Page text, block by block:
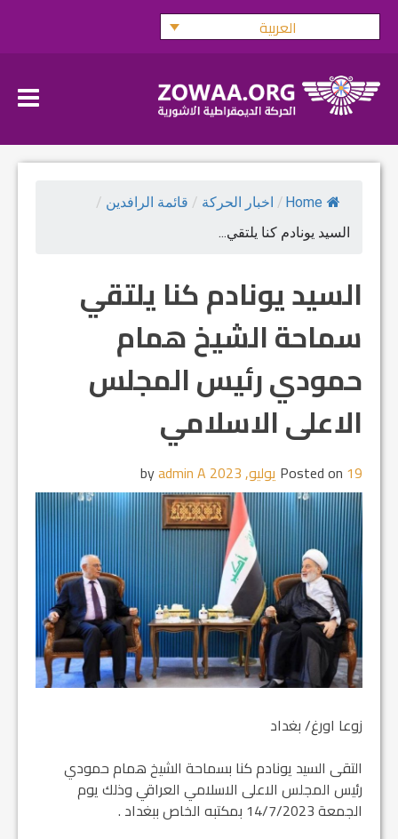
Skip
العربية
Home
/ اخبار الحركة / قائمة الرافدين /
السيد يونادم كنا يلتقي...
السيد يونادم كنا يلتقي
سماحة الشيخ همام
حمودي رئيس المجلس
الاعلى الاسلامي
Posted on 19 يوليو, 2023 admin A
زوعا اورغ/ بغداد
التقى السيد يونادم كنا بسماحة الشيخ همام حمودي
رئيس المجلس الاعلى الاسلامي العراقي وذلك يوم
الجمعة 14/7/2023 بمكتبه الخاص ببغداد .